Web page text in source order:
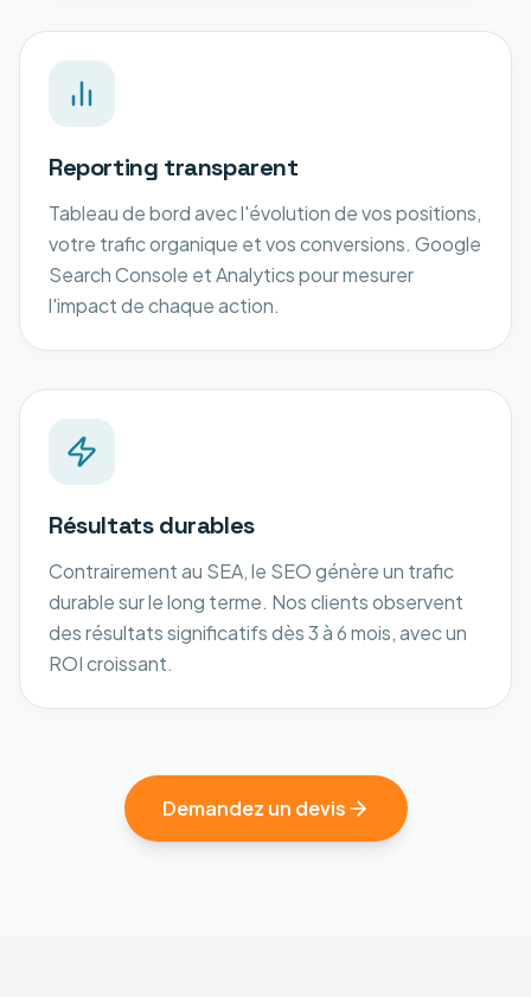
Reporting transparent
Tableau de bord avec l'évolution de vos positions,
votre trafic organique et vos conversions. Google
Search Console et Analytics pour mesurer
l'impact de chaque action.
Résultats durables
Contrairement au SEA, le SEO génère un trafic
durable sur le long terme. Nos clients observent
des résultats significatifs dès 3 à 6 mois, avec un
ROI croissant.
Demandez un devis